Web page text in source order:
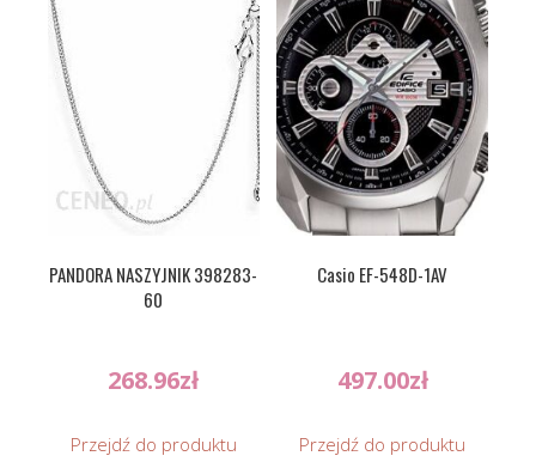
PANDORA NASZYJNIK 398283-
60
268.96zł
Przejdź do produktu
Casio EF-548D-1AV
497.00zł
Przejdź do produktu